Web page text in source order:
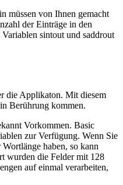
müssen von Ihnen gemacht
der Einträge in den
sintout und saddrout
die Applikaton. Mit diesem
Berührung kommen.
Vorkommen. Basic
zur Verfügung. Wenn Sie
haben, so kann
wurden die Felder mit 128
auf einmal verarbeiten,